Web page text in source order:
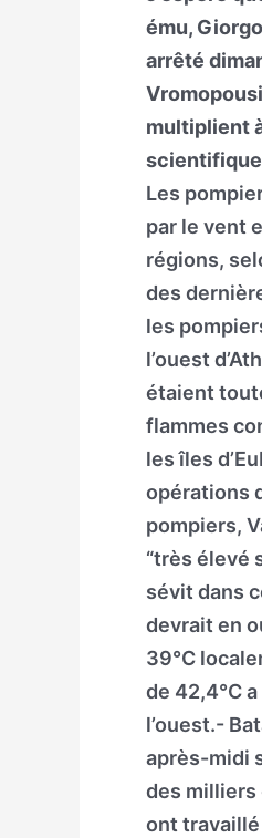
ému,
arrêté
multiplient
Les
par le vent
régions,
des
les
l’ouest
étaient
flammes
les îles
opérations
pompiers,
“très élevé
sévit dans
devrait en
39°C
de 42,4°C
l’ouest.-
après-midi
des milliers
ont travaillé